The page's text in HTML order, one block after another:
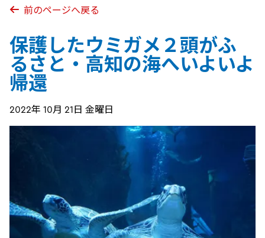
前のページへ戻る
保護したウミガメ２頭がふ
るさと・高知の海へいよいよ
帰還
2022年 10月 21日 金曜日